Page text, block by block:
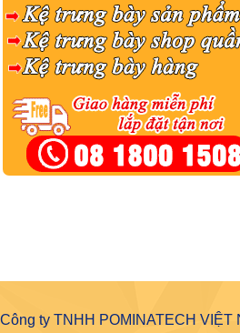
Công ty TNHH POMINATECH VIỆT